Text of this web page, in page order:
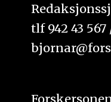
tlf 942 43 567